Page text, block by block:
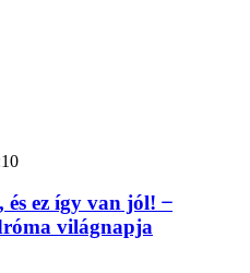
és ez így van jól!
világnapja